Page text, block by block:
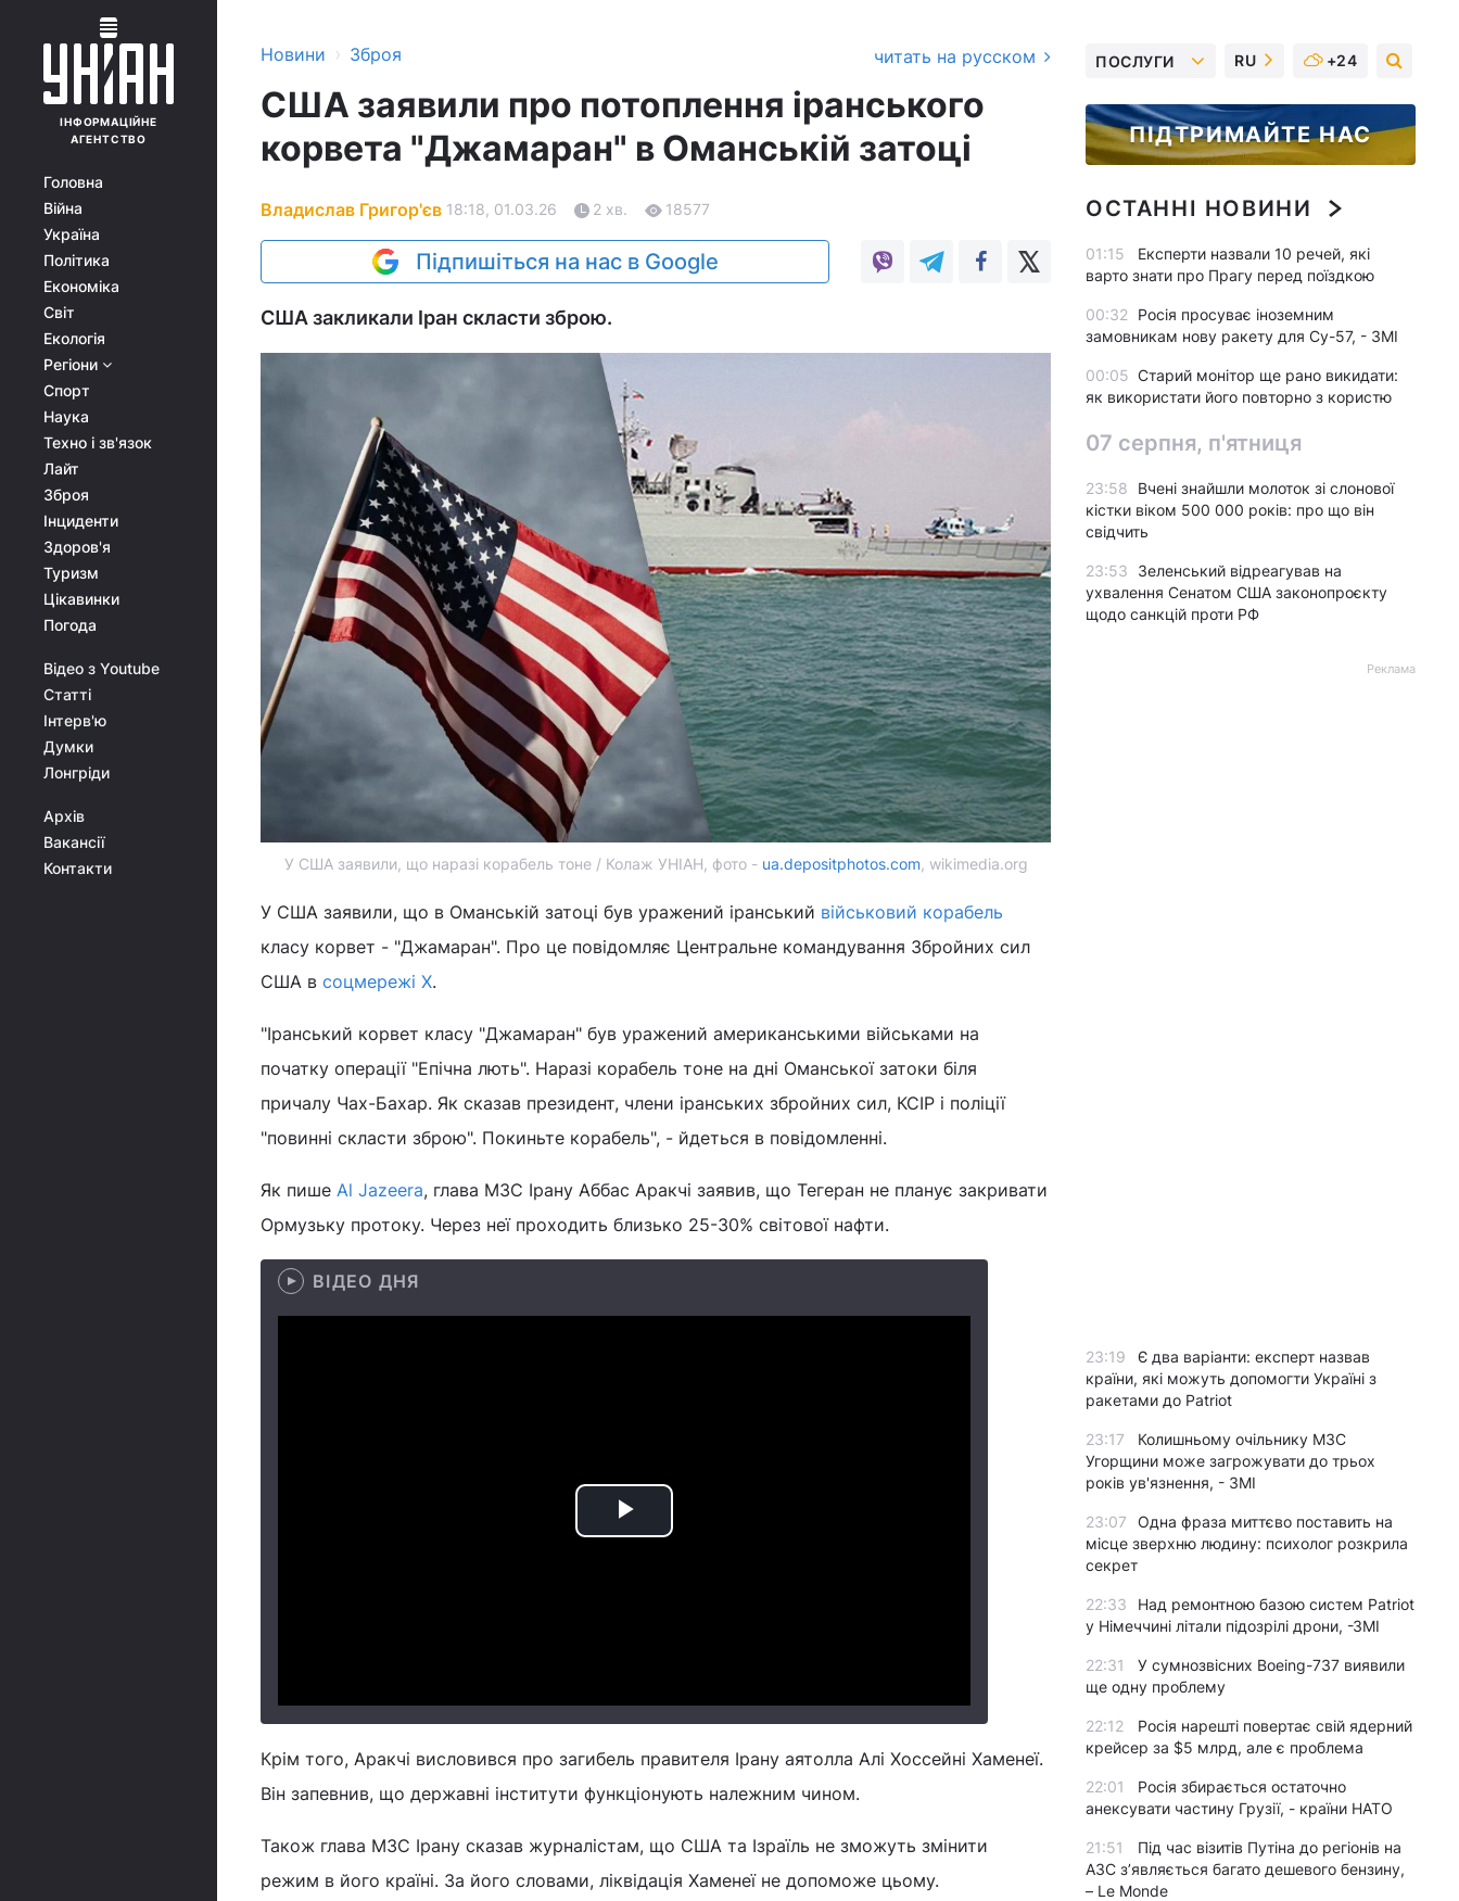
ІНФОРМАЦІЙНЕ
АГЕНТСТВО
Головна
Війна
Україна
Політика
Економіка
Світ
Екологія
Регіони
Спорт
Наука
Техно і зв'язок
Лайт
Зброя
Інциденти
Здоров'я
Туризм
Цікавинки
Погода
Відео з Youtube
Статті
Інтерв'ю
Думки
Лонгріди
Архів
Вакансії
Контакти
Новини › Зброя читать на русском
США заявили про потоплення іранського
корвета "Джамаран" в Оманській затоці
Владислав Григор'єв 18:18, 01.03.26 2 хв. 18577
Підпишіться на нас в Google
США закликали Іран скласти зброю.
У США заявили, що наразі корабель тоне / Колаж УНІАН, фото - ua.depositphotos.com, wikimedia.org
У США заявили, що в Оманській затоці був уражений іранський військовий корабель
класу корвет - "Джамаран". Про це повідомляє Центральне командування Збройних сил
США в соцмережі X.
"Іранський корвет класу "Джамаран" був уражений американськими військами на
початку операції "Епічна лють". Наразі корабель тоне на дні Оманської затоки біля
причалу Чах-Бахар. Як сказав президент, члени іранських збройних сил, КСІР і поліції
"повинні скласти зброю". Покиньте корабель", - йдеться в повідомленні.
Як пише Al Jazeera, глава МЗС Ірану Аббас Аракчі заявив, що Тегеран не планує закривати
Ормузьку протоку. Через неї проходить близько 25-30% світової нафти.
ВІДЕО ДНЯ
Play
Крім того, Аракчі висловився про загибель правителя Ірану аятолла Алі Хоссейні Хаменеї.
Він запевнив, що державні інститути функціонують належним чином.
Також глава МЗС Ірану сказав журналістам, що США та Ізраїль не зможуть змінити
режим в його країні. За його словами, ліквідація Хаменеї не допоможе цьому.
ПОСЛУГИ RU +24
ПІДТРИМАЙТЕ НАС
ОСТАННІ НОВИНИ
01:15
Експерти назвали 10 речей, які
варто знати про Прагу перед поїздкою
00:32
Росія просуває іноземним
замовникам нову ракету для Су-57, - ЗМІ
00:05 Старий монітор ще рано викидати:
як використати його повторно з користю
07 серпня, п'ятниця
23:58
Вчені знайшли молоток зі слонової
кістки віком 500 000 років: про що він
свідчить
23:53
Зеленський відреагував на
ухвалення Сенатом США законопроєкту
щодо санкцій проти РФ
Реклама
23:19
Є два варіанти: експерт назвав
країни, які можуть допомогти Україні з
ракетами до Patriot
23:17
Колишньому очільнику МЗС
Угорщини може загрожувати до трьох
років ув'язнення, - ЗМІ
23:07
Одна фраза миттєво поставить на
місце зверхню людину: психолог розкрила
секрет
22:33
Над ремонтною базою систем Patriot
у Німеччині літали підозрілі дрони, -ЗМІ
22:31
У сумнозвісних Boeing-737 виявили
ще одну проблему
22:12
Росія нарешті повертає свій ядерний
крейсер за $5 млрд, але є проблема
22:01
Росія збирається остаточно
анексувати частину Грузії, - країни НАТО
21:51
Під час візитів Путіна до регіонів на
АЗС з’являється багато дешевого бензину,
– Le Monde